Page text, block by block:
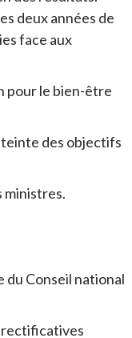
deux années de
face aux
pour le bien-être
des objectifs
ministres.
du Conseil national
rectificatives